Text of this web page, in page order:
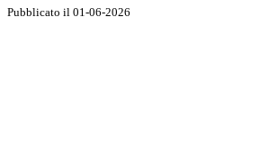
Pubblicato il 01-06-2026